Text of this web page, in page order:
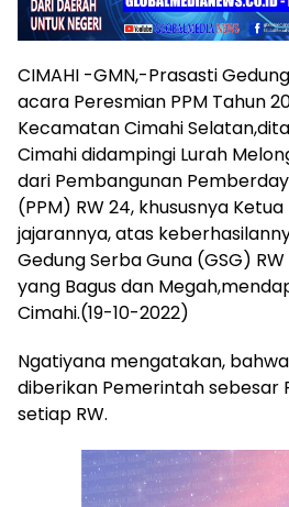
CIMAHI -GMN,-Prasasti
acara Peresmian PPM Tahun
Kecamatan Cimahi
Cimahi didampingi Lurah
dari Pembangunan
(PPM) RW 24, khususnya
jajarannya, atas
Gedung Serba Guna (GSG)
yang Bagus dan
Cimahi.(19-10-2022)
Ngatiyana mengatakan,
diberikan Pemerintah sebesar
setiap RW.